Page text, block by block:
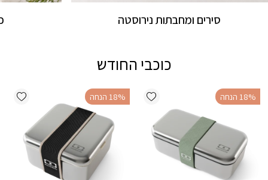
סירים ומחבתות נירוסטה
כוכבי החודש
Add wishlist ‫18% הנחה ‫18% הנחה